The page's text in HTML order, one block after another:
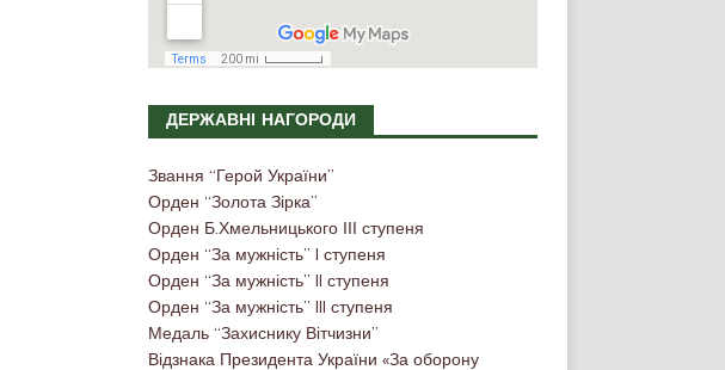
ДЕРЖАВНІ НАГОРОДИ
Звання “Герой України”
Орден “Золота Зірка”
Орден Б.Хмельницького ІІІ ступеня
Орден “За мужність” I ступеня
Орден “За мужність” II ступеня
Орден “За мужність” III ступеня
Медаль “Захиснику Вітчизни”
Відзнака Президента України «За оборону